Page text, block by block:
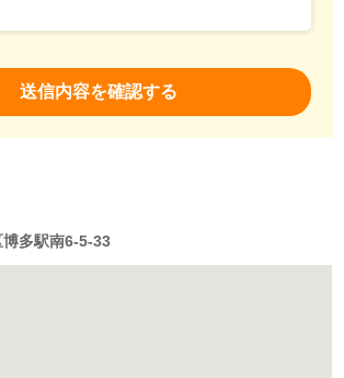
多駅南6-5-33